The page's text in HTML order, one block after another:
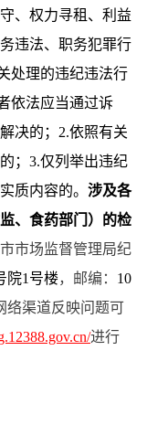
、权力寻租、利益
违法、职务犯罪行
处理的违纪违法行
依法应当通过诉
决的；2.依照有关
；3.仅列举出违纪
质内容的。 涉及各
、食药部门）的检
市场监督管理局纪
院1号楼，邮编： 10
络渠道反映问题可
进行